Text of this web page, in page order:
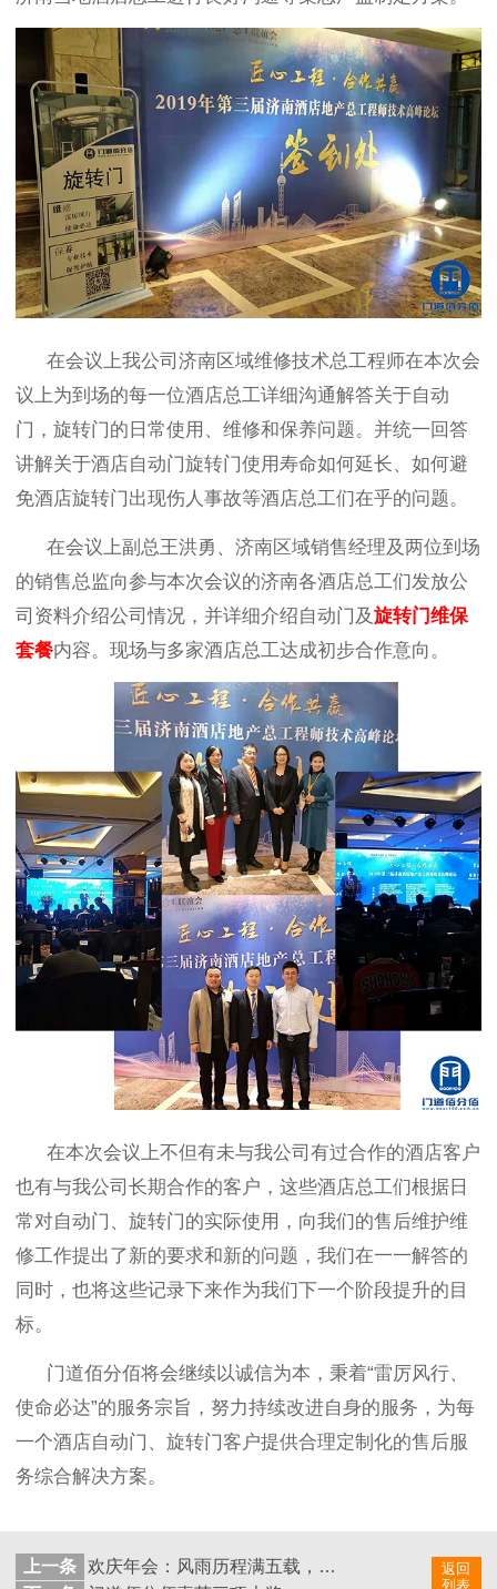
在会议上我公司济南区域维修技术总工程师在本次会
议上为到场的每一位酒店总工详细沟通解答关于自动
门，旋转门的日常使用、维修和保养问题。并统一回答
讲解关于酒店自动门旋转门使用寿命如何延长、如何避
免酒店旋转门出现伤人事故等酒店总工们在乎的问题。
在会议上副总王洪勇、济南区域销售经理及两位到场
的销售总监向参与本次会议的济南各酒店总工们发放公
司资料介绍公司情况，并详细介绍自动门及旋转门维保
套餐内容。现场与多家酒店总工达成初步合作意向。
在本次会议上不但有未与我公司有过合作的酒店客户
也有与我公司长期合作的客户，这些酒店总工们根据日
常对自动门、旋转门的实际使用，向我们的售后维护维
修工作提出了新的要求和新的问题，我们在一一解答的
同时，也将这些记录下来作为我们下一个阶段提升的目
标。
门道佰分佰将会继续以诚信为本，秉着“雷厉风行、
使命必达”的服务宗旨， 努力持续改进自身的服务， 为每
一个酒店自动门 、旋转门客户提供合理定制化的售后服
务综合解决方案。
返回
列表
上一条
欢庆年会：风雨历程满五载，携手同心铸华章